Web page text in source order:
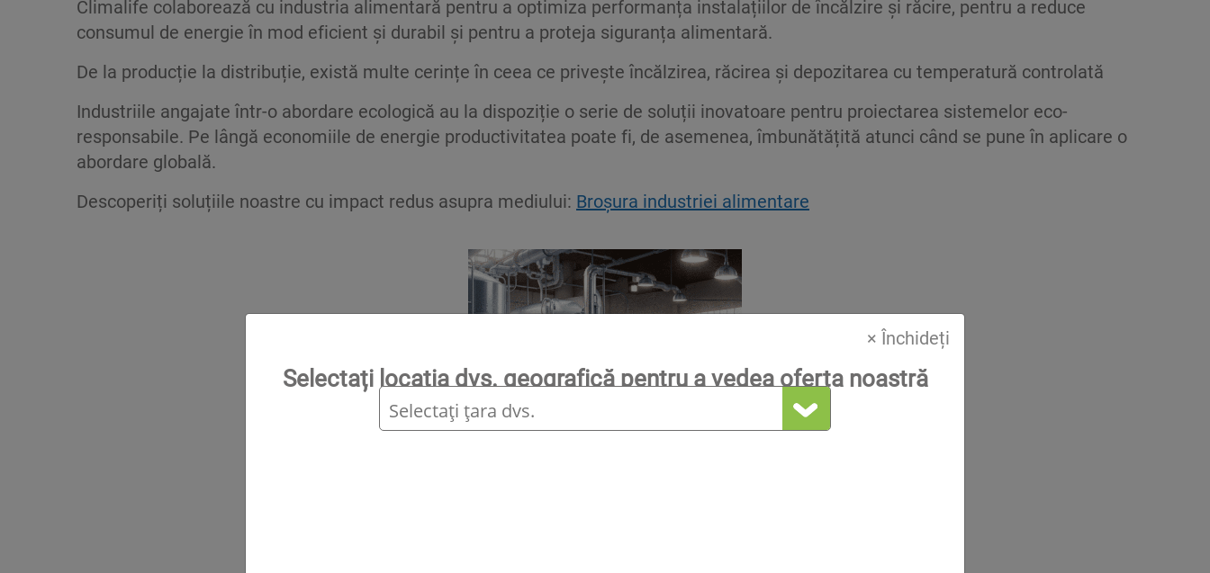
× Închideți
Selectați locația dvs. geografică pentru a vedea oferta noastră
Climalife colaborează cu industria alimentară pentru a optimiza performanța instalațiilor de încălzire și răcire, pentru a reduce
consumul de energie în mod eficient și durabil și pentru a proteja siguranța alimentară.
De la producție la distribuție, există multe cerințe în ceea ce privește încălzirea, răcirea și depozitarea cu temperatură controlată
Industriile angajate într-o abordare ecologică au la dispoziție o serie de soluții inovatoare pentru proiectarea sistemelor eco-
responsabile. Pe lângă economiile de energie productivitatea poate fi, de asemenea, îmbunătățită atunci când se pune în aplicare o
abordare globală.
Descoperiți soluțiile noastre cu impact redus asupra mediului: Broșura industriei alimentare